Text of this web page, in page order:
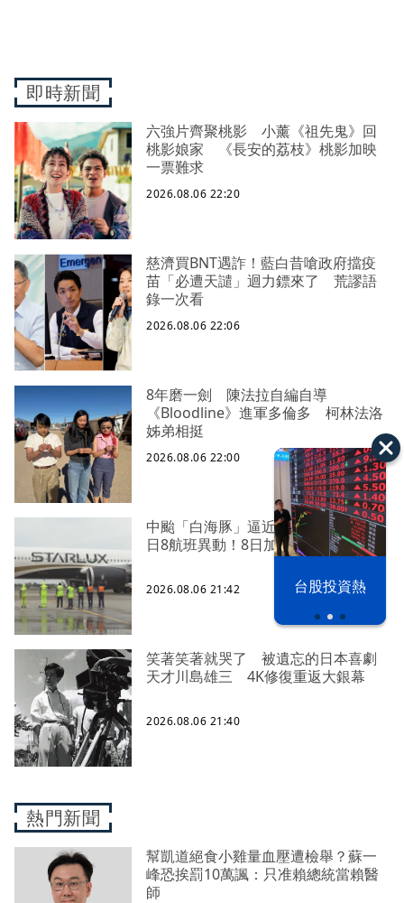
之下
台股投資熱
即時新聞
六強片齊聚桃影 小薰《祖先鬼》回
桃影娘家 《長安的荔枝》桃影加映
一票難求
2026.08.06 22:20
慈濟買BNT遇詐！藍白昔嗆政府擋疫
苗「必遭天譴」迴力鏢來了 荒謬語
錄一次看
2026.08.06 22:06
8年磨一劍 陳法拉自編自導
《Bloodline》進軍多倫多 柯林法洛
姊弟相挺
2026.08.06 22:00
中颱「白海豚」逼近北台灣 星宇台
日8航班異動！8日加開疏運
2026.08.06 21:42
笑著笑著就哭了 被遺忘的日本喜劇
天才川島雄三 4K修復重返大銀幕
2026.08.06 21:40
熱門新聞
幫凱道絕食小雞量血壓遭檢舉？蘇一
峰恐挨罰10萬諷：只准賴總統當賴醫
師